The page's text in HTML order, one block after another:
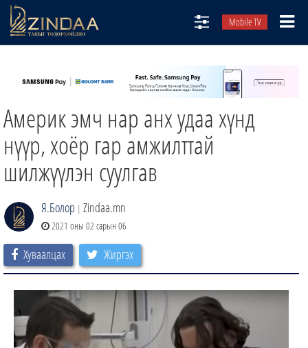
Mobile TV
ТВ8
ӨГЛӨӨНИЙ СОНИН
АУДИО ЗОХИОЛ
ЗИНДАА СЭТГҮҮЛ
Америк эмч нар анх удаа хүнд
нүүр, хоёр гар амжилттай
шилжүүлэн суулгав
Я.Болор | Zindaa.mn
2021 оны 02 сарын 06
Хуваалцах Жиргэх